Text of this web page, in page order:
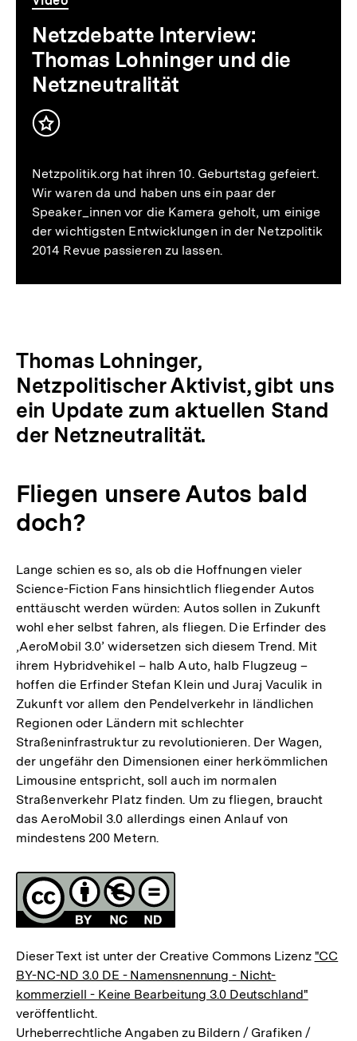
Netzdebatte Interview:
Thomas Lohninger und die
Netzneutralität
Inhalt
Netzpolitik.org hat ihren 10. Geburtstag gefeiert.
Wir waren da und haben uns ein paar der
Speaker_innen vor die Kamera geholt, um einige
der wichtigsten Entwicklungen in der Netzpolitik
2014 Revue passieren zu lassen.
Thomas Lohninger,
Netzpolitischer Aktivist, gibt uns
ein Update zum aktuellen Stand
der Netzneutralität.
Fliegen unsere Autos bald
doch?
Lange schien es so, als ob die Hoffnungen vieler
Science-Fiction Fans hinsichtlich fliegender Autos
enttäuscht werden würden: Autos sollen in Zukunft
wohl eher selbst fahren, als fliegen. Die Erfinder des
‚AeroMobil 3.0’ widersetzen sich diesem Trend. Mit
ihrem Hybridvehikel – halb Auto, halb Flugzeug –
hoffen die Erfinder Stefan Klein und Juraj Vaculik in
Zukunft vor allem den Pendelverkehr in ländlichen
Regionen oder Ländern mit schlechter
Straßeninfrastruktur zu revolutionieren. Der Wagen,
der ungefähr den Dimensionen einer herkömmlichen
Limousine entspricht, soll auch im normalen
Straßenverkehr Platz finden. Um zu fliegen, braucht
das AeroMobil 3.0 allerdings einen Anlauf von
mindestens 200 Metern.
Fussnoten
Lizenz
Dieser Text ist unter der Creative Commons Lizenz "CC
BY-NC-ND 3.0 DE - Namensnennung - Nicht-
kommerziell - Keine Bearbeitung 3.0 Deutschland"
veröffentlicht.
Urheberrechtliche Angaben zu Bildern / Grafiken /